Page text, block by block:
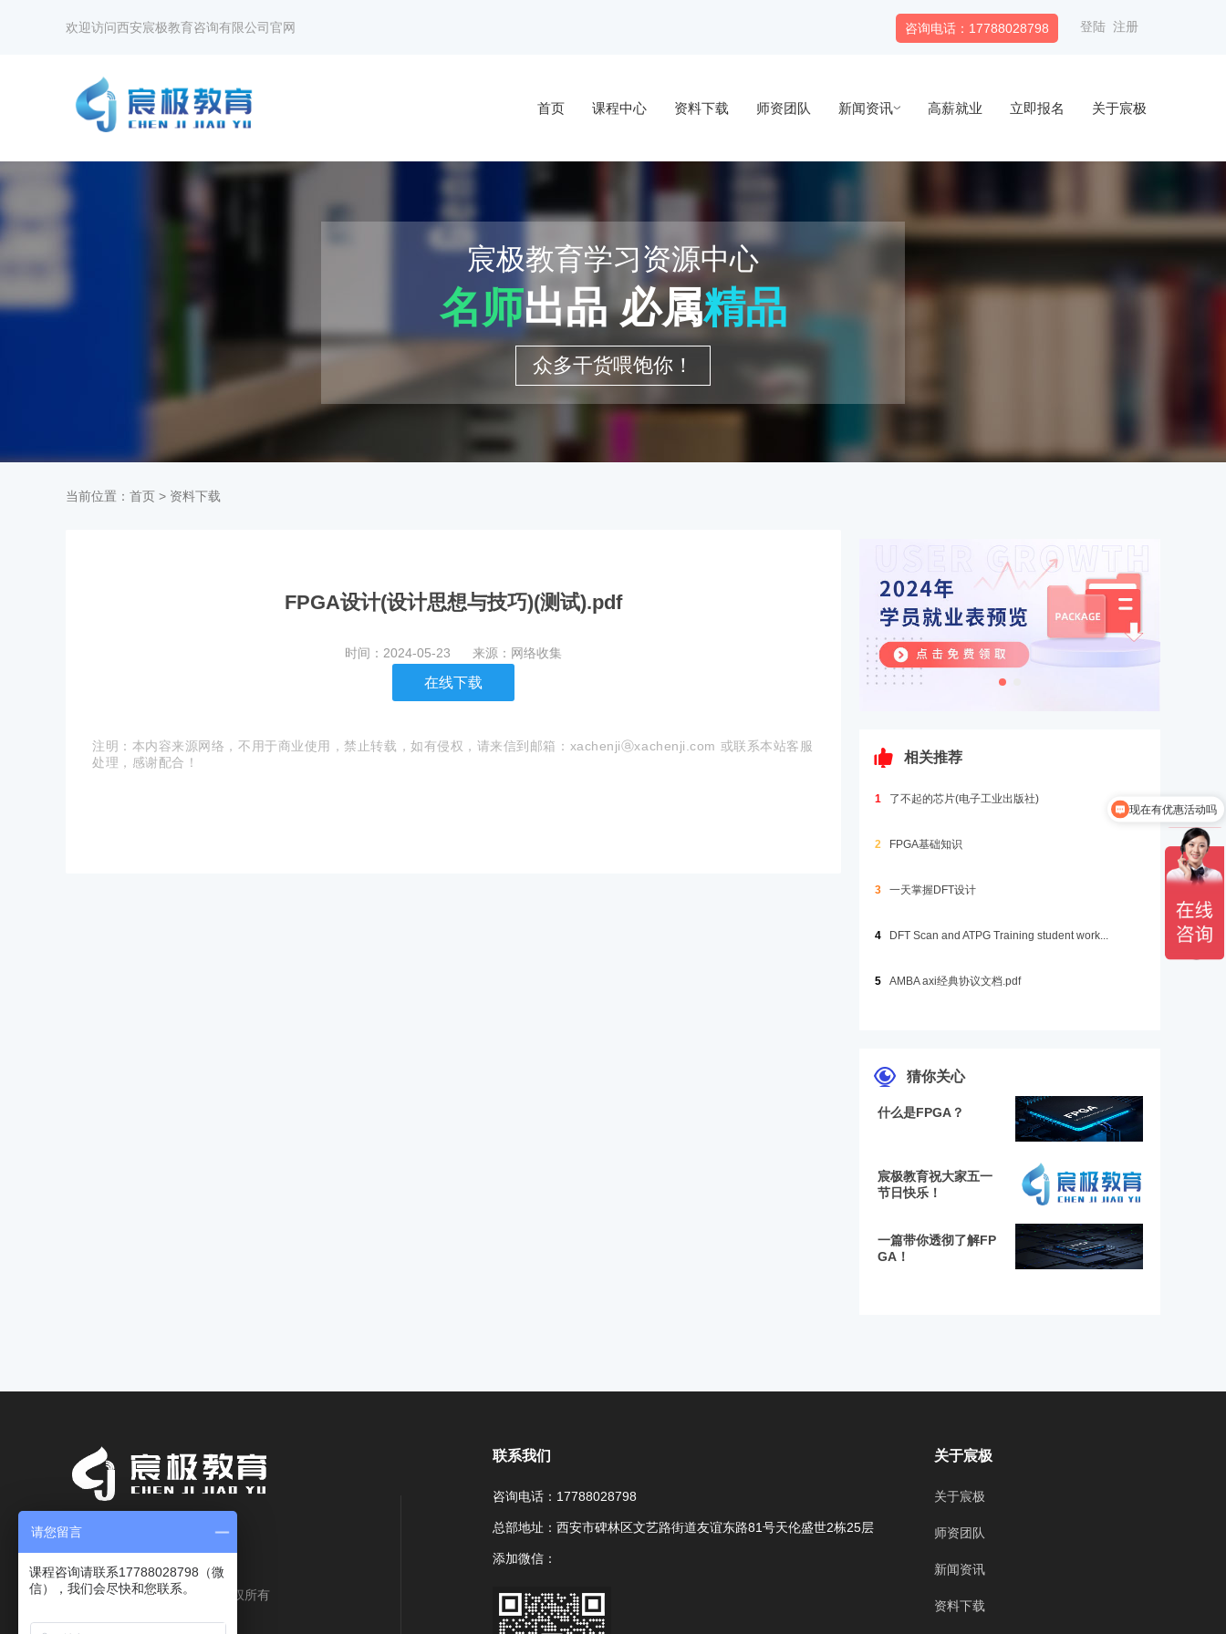
欢迎访问西安宸极教育咨询有限公司官网 咨询电话：17788028798 登陆 注册
首页 课程中心 资料下载 师资团队 新闻资讯 高薪就业 立即报名 关于宸极
宸极教育学习资源中心
名师出品 必属精品
众多干货喂饱你！
当前位置： 首页 > 资料下载
FPGA设计(设计思想与技巧)(测试).pdf
时间：2024-05-23 来源：网络收集
在线下载
注明：本内容来源网络，不用于商业使用，禁止转载，如有侵权，请来信到邮箱：xachenjiⓐxachenji.com 或联系本站客服
处理，感谢配合！
相关推荐
1 了不起的芯片(电子工业出版社)
2 FPGA基础知识
3 一天掌握DFT设计
4 DFT Scan and ATPG Training student work...
5 AMBA axi经典协议文档.pdf
猜你关心
什么是FPGA？
宸极教育祝大家五一
节日快乐！
一篇带你透彻了解FP
GA！
西安宸极教育咨询有限公司版权所有
联系我们
咨询电话：17788028798
总部地址：西安市碑林区文艺路街道友谊东路81号天伦盛世2栋25层
添加微信：
关于宸极
关于宸极
师资团队
新闻资讯
资料下载
现在有优惠活动吗
请您留言
课程咨询请联系17788028798（微
信），我们会尽快和您联系。